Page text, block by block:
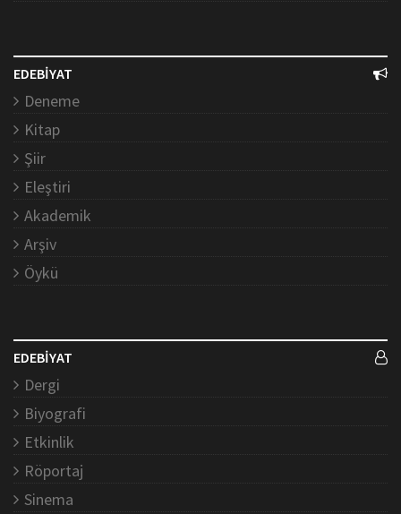
EDEBİYAT
Deneme
Kitap
Şiir
Eleştiri
Akademik
Arşiv
Öykü
EDEBİYAT
Dergi
Biyografi
Etkinlik
Röportaj
Sinema